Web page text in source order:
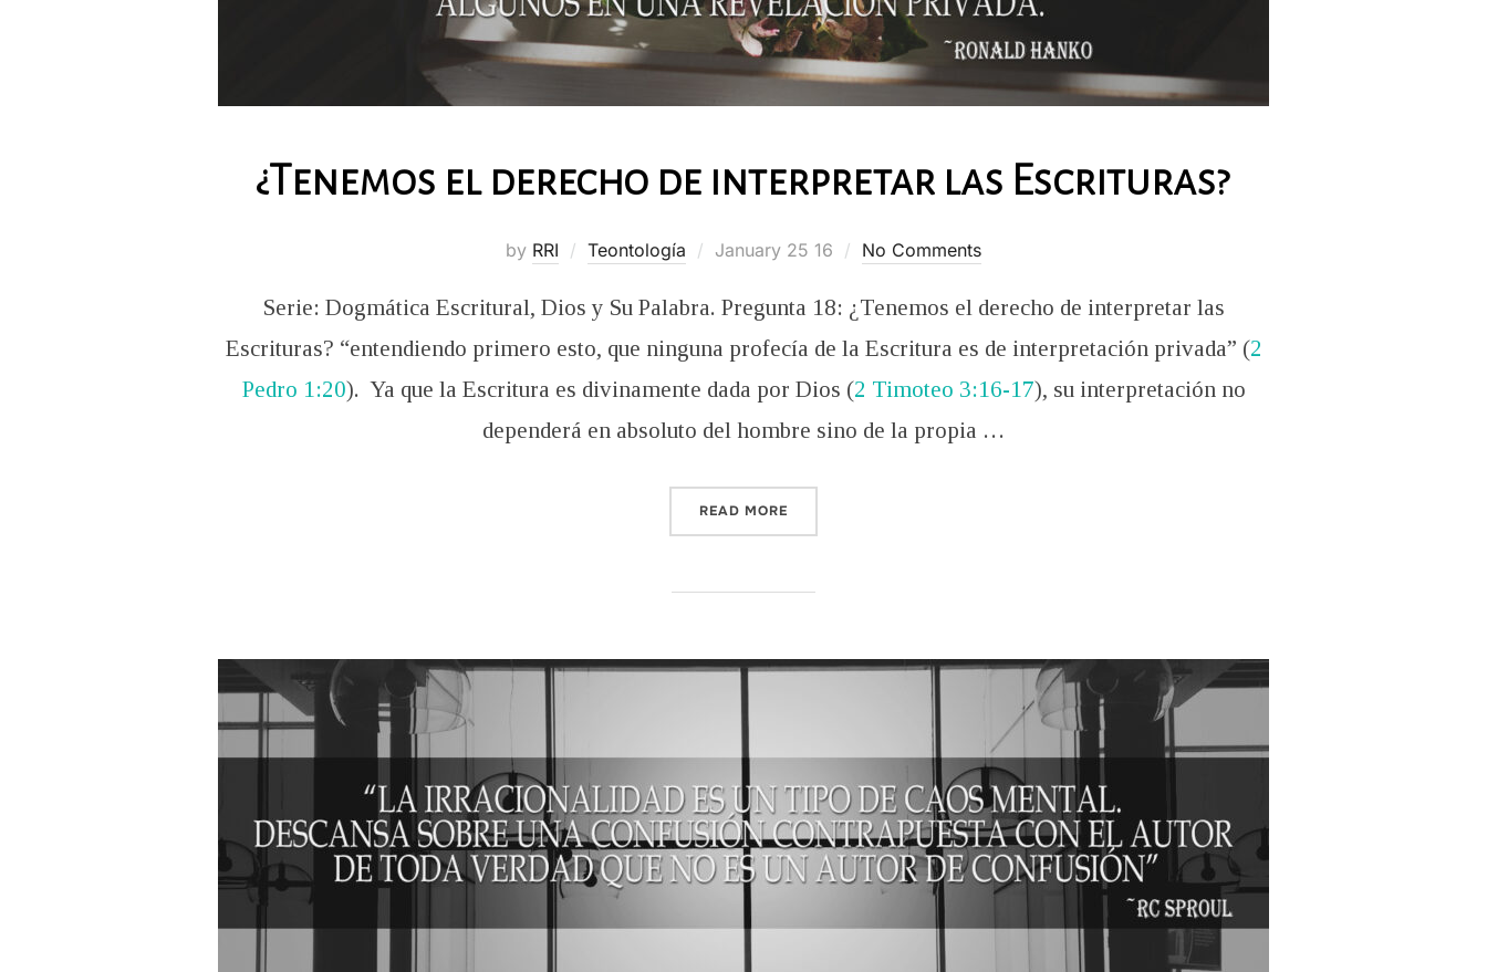
¿Tenemos el derecho de interpretar las Escrituras?
by RRI Teontología
Posted
January 25 16 No Comments
Serie: Dogmática Escritural, Dios y Su Palabra. Pregunta 18: ¿Tenemos el derecho de interpretar las
Escrituras? “entendiendo primero esto, que ninguna profecía de la Escritura es de interpretación privada” (2
Pedro 1:20). Ya que la Escritura es divinamente dada por Dios (2 Timoteo 3:16-17), su interpretación no
dependerá en absoluto del hombre sino de la propia …
READ MORE